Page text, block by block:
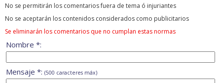
No se permitirán los comentarios fuera de tema ó injuriantes
No se aceptarán los contenidos considerados como publicitarios
Se eliminarán los comentarios que no cumplan estas normas
Nombre *:
Mensaje *: (500 caracteres máx)